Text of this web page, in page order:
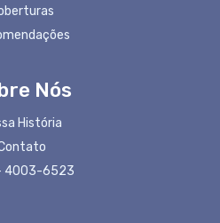
Nós
História
4003-6523